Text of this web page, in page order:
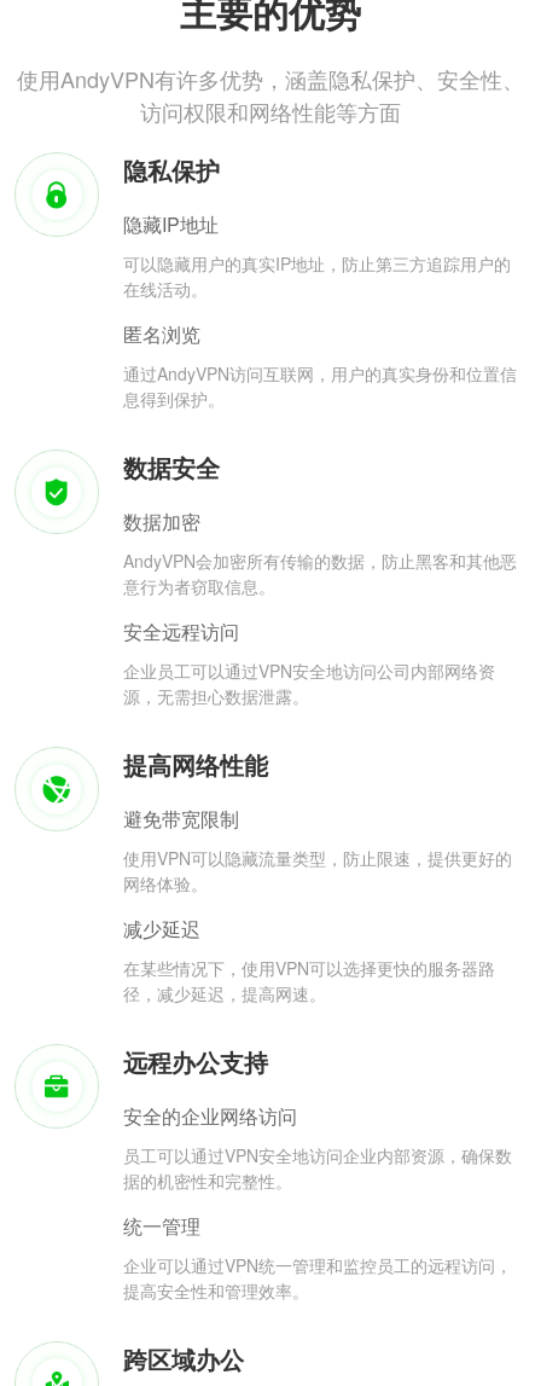
主要的优势
使用AndyVPN有许多优势，涵盖隐私保护、安全性、
访问权限和网络性能等方面
隐私保护
隐藏IP地址
可以隐藏用户的真实IP地址，防止第三方追踪用户的
在线活动。
匿名浏览
通过AndyVPN访问互联网，用户的真实身份和位置信
息得到保护。
数据安全
数据加密
AndyVPN会加密所有传输的数据，防止黑客和其他恶
意行为者窃取信息。
安全远程访问
企业员工可以通过VPN安全地访问公司内部网络资
源，无需担心数据泄露。
提高网络性能
避免带宽限制
使用VPN可以隐藏流量类型，防止限速，提供更好的
网络体验。
减少延迟
在某些情况下，使用VPN可以选择更快的服务器路
径，减少延迟，提高网速。
远程办公支持
安全的企业网络访问
员工可以通过VPN安全地访问企业内部资源，确保数
据的机密性和完整性。
统一管理
企业可以通过VPN统一管理和监控员工的远程访问，
提高安全性和管理效率。
跨区域办公